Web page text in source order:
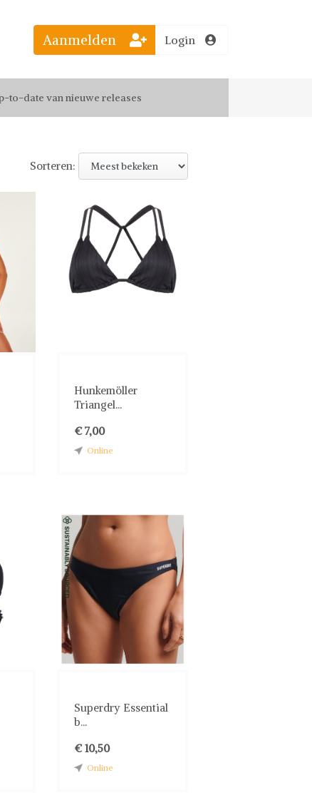
jouw favoriete looks
to-date van nieuwe releases
Aanmelden Login
Sorteren:
Hunkemöller
Triangel...
€ 7,00
Online
Superdry Essential
b...
€ 10,50
Online